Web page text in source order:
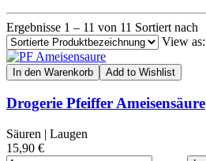
Ergebnisse 1 – 11 von 11 Sortiert nach
View as:
In den Warenkorb Add to Wishlist
Drogerie Pfeiffer Ameisensäure
Säuren | Laugen
15,90 €